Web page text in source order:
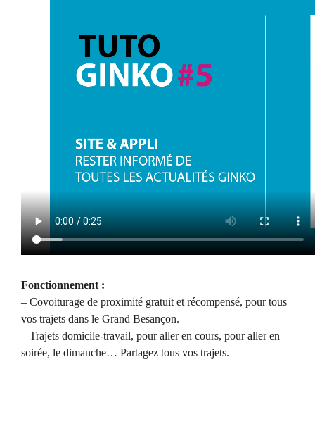
Fonctionnement :
– Covoiturage de proximité gratuit et récompensé, pour tous
vos trajets dans le Grand Besançon.
– Trajets domicile-travail, pour aller en cours, pour aller en
soirée, le dimanche… Partagez tous vos trajets.